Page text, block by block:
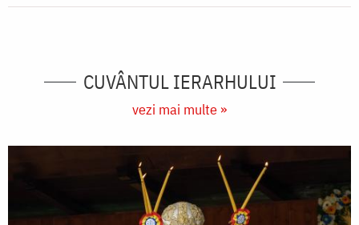
CUVÂNTUL IERARHULUI
vezi mai multe »